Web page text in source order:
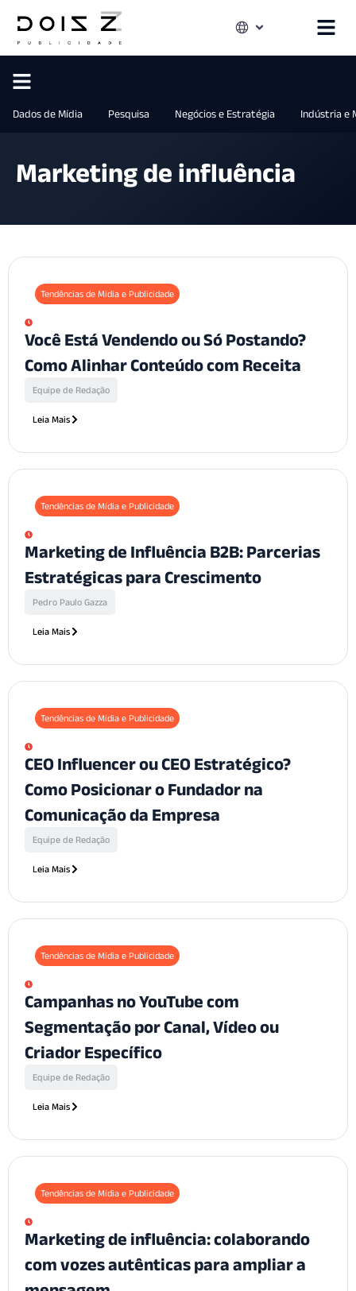
Dados de Mídia Pesquisa Negócios e Estratégia Indústria e
Marketing de influência
Tendências de Mídia e Publicidade
Você Está Vendendo ou Só Postando?
Como Alinhar Conteúdo com Receita
Equipe de Redação
Leia Mais
Tendências de Mídia e Publicidade
Marketing de Influência B2B: Parcerias
Estratégicas para Crescimento
Pedro Paulo Gazza
Leia Mais
Tendências de Mídia e Publicidade
CEO Influencer ou CEO Estratégico?
Como Posicionar o Fundador na
Comunicação da Empresa
Equipe de Redação
Leia Mais
Tendências de Mídia e Publicidade
Campanhas no YouTube com
Segmentação por Canal, Vídeo ou
Criador Específico
Equipe de Redação
Leia Mais
Tendências de Mídia e Publicidade
Marketing de influência: colaborando
com vozes autênticas para ampliar a